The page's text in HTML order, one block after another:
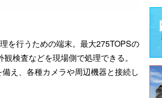
を行うための端末。最大275TOPSの
検査などを現場側で処理できる。
え、各種カメラや周辺機器と接続し